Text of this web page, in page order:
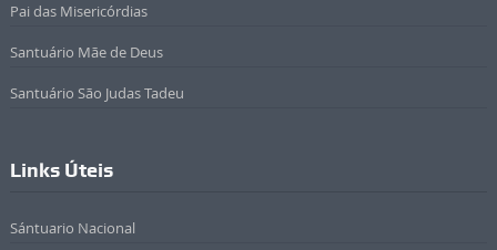
Pai das Misericórdias
Santuário Mãe de Deus
Santuário São Judas Tadeu
Links Úteis
Sántuario Nacional